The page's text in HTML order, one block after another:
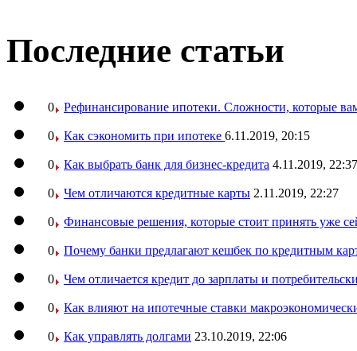
Последние статьи
0 Рефинансирование ипотеки. Сложности, которые
0 Как сэкономить при ипотеке 6.11.2019, 20:15
0 Как выбрать банк для бизнес-кредита 4.11.2019, 22:37
0 Чем отличаются кредитные карты 2.11.2019, 22:27
0 Финансовые решения, которые стоит принять уже
0 Почему банки предлагают кешбек по кредитным
0 Чем отличается кредит до зарплаты и
0 Как влияют на ипотечные ставки
0 Как управлять долгами 23.10.2019, 22:06